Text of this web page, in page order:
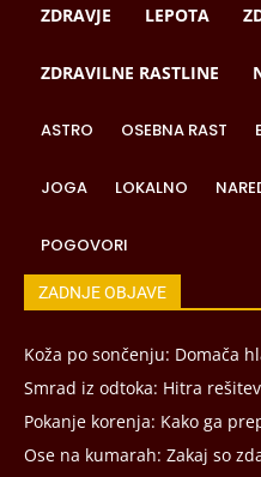
ZDRAVJE
LEPOTA
ZDRAVILNE RASTLINE
ASTRO OSEBNA RAST
JOGA LOKALNO
POGOVORI
ZADNJE OBJAVE
Koža po sončenju: Domača
Smrad iz odtoka: Hitra
Pokanje korenja: Kako ga
Ose na kumarah: Zakaj so